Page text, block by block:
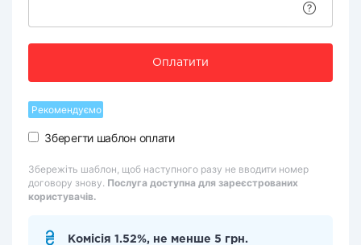
Оплатити
Рекомендуємо
Зберегти шаблон оплати
Збережіть шаблон, щоб наступного разу не вводити номер
договору знову. Послуга доступна для зареєстрованих
користувачів.
Комісія 1.52%, не менше 5 грн.